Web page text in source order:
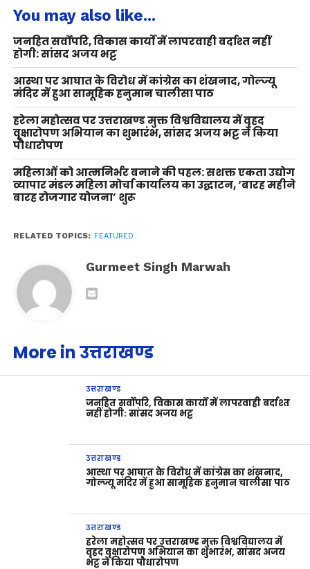
You may also like...
जनहित सर्वोपरि, विकास कार्यों में लापरवाही बर्दाश्त नहीं
होगी: सांसद अजय भट्ट
आस्था पर आघात के विरोध में कांग्रेस का शंखनाद, गोल्ज्यू
मंदिर में हुआ सामूहिक हनुमान चालीसा पाठ
हरेला महोत्सव पर उत्तराखण्ड मुक्त विश्वविद्यालय में वृहद
वृक्षारोपण अभियान का शुभारंभ, सांसद अजय भट्ट ने किया
पौधारोपण
महिलाओं को आत्मनिर्भर बनाने की पहल: सशक्त एकता उद्योग
व्यापार मंडल महिला मोर्चा कार्यालय का उद्घाटन, ‘बारह महीने
बारह रोजगार योजना’ शुरू
RELATED TOPICS: FEATURED
Gurmeet Singh Marwah
More in उत्तराखण्ड
उत्तराखण्ड
जनहित सर्वोपरि, विकास कार्यों में लापरवाही बर्दाश्त
नहीं होगी: सांसद अजय भट्ट
उत्तराखण्ड
आस्था पर आघात के विरोध में कांग्रेस का शंखनाद,
गोल्ज्यू मंदिर में हुआ सामूहिक हनुमान चालीसा पाठ
उत्तराखण्ड
हरेला महोत्सव पर उत्तराखण्ड मुक्त विश्वविद्यालय में
वृहद वृक्षारोपण अभियान का शुभारंभ, सांसद अजय
भट्ट ने किया पौधारोपण